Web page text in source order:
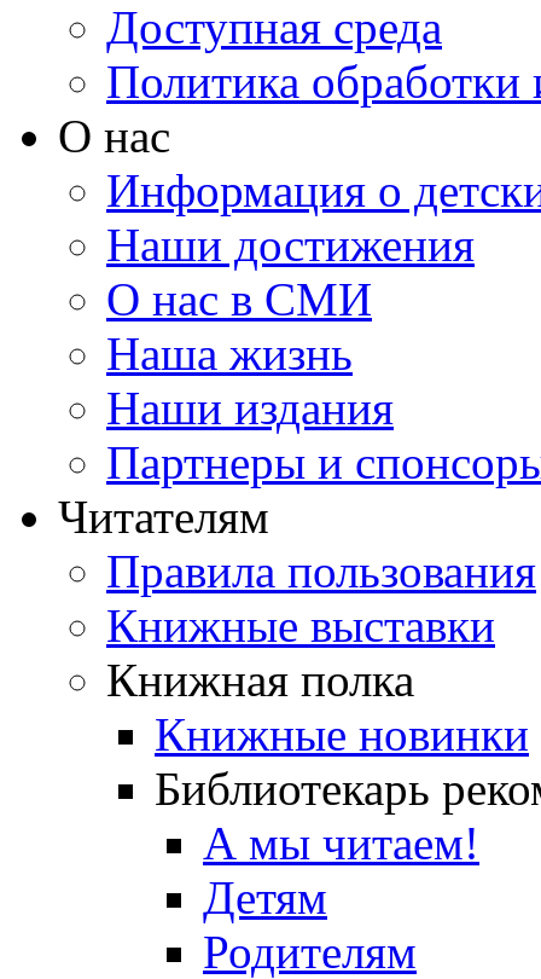
Доступная среда
Политика
О нас
Информация о
Наши достижения
О нас в СМИ
Наша жизнь
Наши издания
Партнеры и
Читателям
Правила пользования
Книжные выставки
Книжная полка
Книжные новинки
Библиотекарь
А мы читаем!
Детям
Родителям